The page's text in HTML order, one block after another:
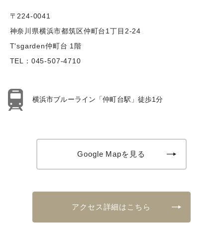
〒224-0041
神奈川県横浜市都筑区仲町台1丁目2-24
T'sgarden仲町台 1階
TEL： 045-507-4710
横浜市ブルーライン「仲町台駅」徒歩1分
Google Mapを見る
アクセス詳細はこちら